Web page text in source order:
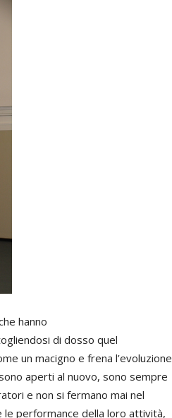
hanno
di dosso quel
un macigno e frena l’evoluzione
aperti al nuovo, sono sempre
e non si fermano mai nel
le performance della loro attività,